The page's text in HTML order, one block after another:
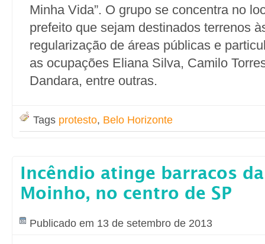
Minha Vida”. O grupo se concentra no
prefeito que sejam destinados terrenos
regularização de áreas públicas e
as ocupações Eliana Silva, Camilo
Dandara, entre outras.
Tags protesto, Belo Horizonte
Incêndio atinge barracos
Moinho, no centro de SP
Publicado em 13 de setembro de 2013